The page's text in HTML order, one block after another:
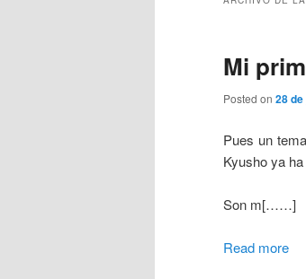
Mi
Posted on 28
Pues un
Kyusho ya
Son m[……]
Read more